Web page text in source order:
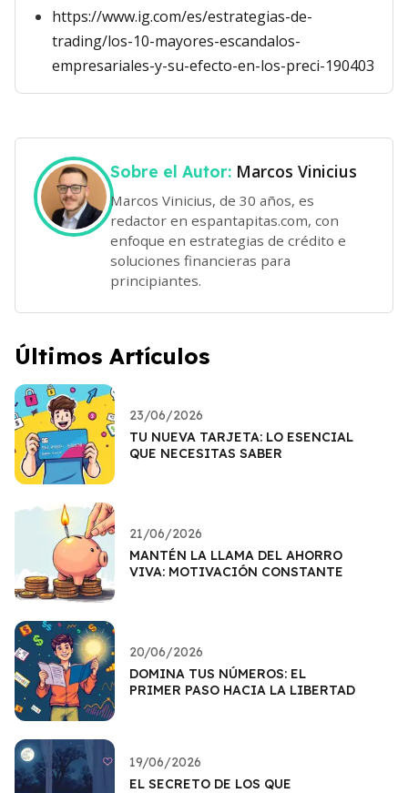
https://www.ig.com/es/estrategias-de-
trading/los-10-mayores-escandalos-
empresariales-y-su-efecto-en-los-preci-190403
Sobre el Autor: Marcos Vinicius
Marcos Vinicius, de 30 años, es
redactor en espantapitas.com, con
enfoque en estrategias de crédito e
soluciones financieras para
principiantes.
Últimos Artículos
23/06/2026
TU NUEVA TARJETA: LO ESENCIAL
QUE NECESITAS SABER
21/06/2026
MANTÉN LA LLAMA DEL AHORRO
VIVA: MOTIVACIÓN CONSTANTE
20/06/2026
DOMINA TUS NÚMEROS: EL
PRIMER PASO HACIA LA LIBERTAD
19/06/2026
EL SECRETO DE LOS QUE